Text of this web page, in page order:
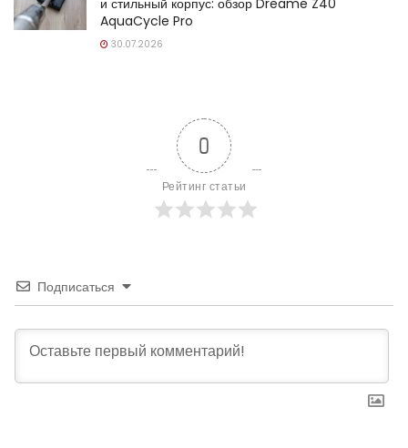
AquaCycle Pro
30.07.2026
0
Рейтинг статьи
Подписаться